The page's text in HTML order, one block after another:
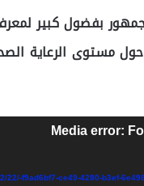
بفضول كبير
مستوى الرعاية
Media error: